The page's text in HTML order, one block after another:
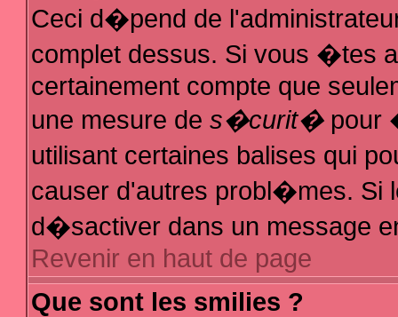
Ceci d�pend de
complet dessus. Si vous �tes
certainement compte que
une mesure de s�curit�pour
utilisant certaines balises qui
causer d'autres probl�mes. Si
d�sactiver dans un message
Revenir en haut de page
Que sont les smilies ?